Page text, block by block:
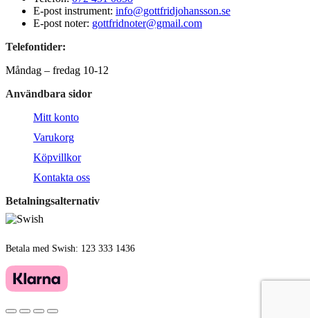
E-post instrument: info@gottfridjohansson.se
E-post noter: gottfridnoter@gmail.com
Telefontider:
Måndag – fredag 10-12
Användbara sidor
Mitt konto
Varukorg
Köpvillkor
Kontakta oss
Betalningsalternativ
Betala med Swish: 123 333 1436